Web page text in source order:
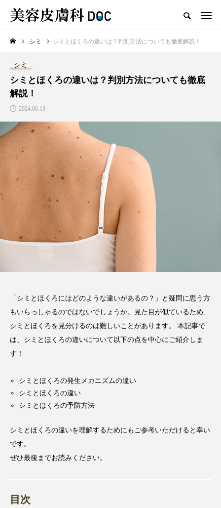
TOP シミ
新着記事
注目のトピック
コラム
シミ シミとほくろの違いは？判別方法についても徹底解説！
シミ
シミとほくろの違いは？判別方法についても徹底
解説！
2024.06.13
「シミとほくろにはどのような違いがあるの？」と疑問に思う方
もいらっしゃるのではないでしょうか。見た目が似ているため、
シミとほくろを見分けるのは難しいことがあります。 本記事で
は、シミとほくろの違いについて以下の点を中心にご紹介しま
す！
シミとほくろの発生メカニズムの違い
シミとほくろの違い
シミとほくろの予防方法
シミとほくろの違いを理解するためにもご参考いただけると幸い
です。
ぜひ最後までお読みください。
目次